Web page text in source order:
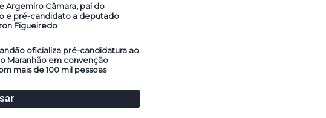
Argemiro Câmara, pai do
e pré-candidato a deputado
Figueiredo
oficializa pré-candidatura ao
Maranhão em convenção
mais de 100 mil pessoas